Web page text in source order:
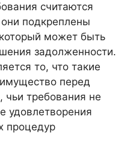
считаются
подкреплены
может быть
задолженности.
то, что такие
перед
чьи требования не
удовлетворения
процедур